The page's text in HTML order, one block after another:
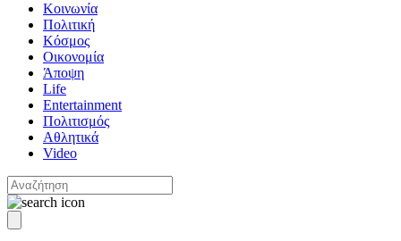
Κοινωνία
Πολιτική
Κόσμος
Οικονομία
Άποψη
Life
Entertainment
Πολιτισμός
Αθλητικά
Video